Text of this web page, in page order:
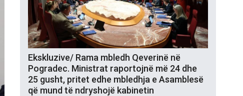
Ekskluzive/ Rama mbledh Qeverinë në
Pogradec. Ministrat raportojnë më 24 dhe
25 gusht, pritet edhe mbledhja e Asamblesë
që mund të ndryshojë kabinetin